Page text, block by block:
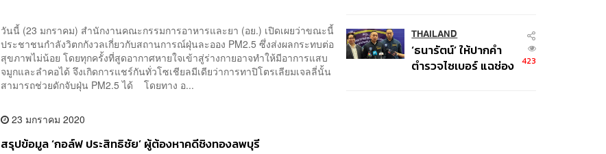
วันนี้ (23 มกราคม) สำนักงานคณะกรรมการอาหารและยา (อย.) เปิดเผยว่าขณะนี้
ประชาชนกำลังวิตกกังวลเกี่ยวกับสถานการณ์ฝุ่นละออง PM2.5 ซึ่งส่งผลกระทบต่อ
สุขภาพไม่น้อย โดยทุกครั้งที่สูดอากาศหายใจเข้าสู่ร่างกายอาจทำให้มีอาการแสบ
จมูกและลำคอได้ จึงเกิดการแชร์กันทั่วโซเชียลมีเดียว่าการทาปิโตรเลียมเจลลี่นั้น
สามารถช่วยดักจับฝุ่น PM2.5 ได้ โดยทาง อ...
23 มกราคม 2020
สรุปข้อมูล ‘กอล์ฟ ประสิทธิชัย’ ผู้ต้องหาคดีชิงทองลพบุรี
พิพาท ‘มาเวลล์ฯ’ ฟ้อง
‘โทน บางแค’ ผิดนัด
จ่ายหนี้-แอบระบุ
THAILAND
‘ธนารัตน์’ ให้ปากคำ
ตำรวจไซเบอร์ แฉช่อง
423